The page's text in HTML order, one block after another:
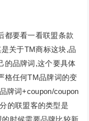
都要看一看联盟条款
关于TM商标这块,品
的品牌词,这个要具体
格任何TM品牌词的变
牌词+coupon/coupon
的联盟客的类型是